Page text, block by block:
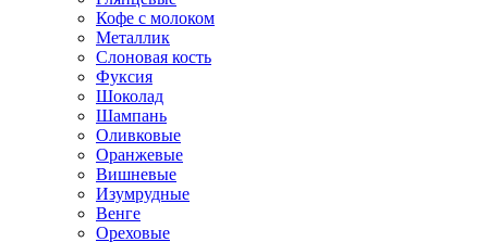
Кофе с молоком
Металлик
Слоновая кость
Фуксия
Шоколад
Шампань
Оливковые
Оранжевые
Вишневые
Изумрудные
Венге
Ореховые